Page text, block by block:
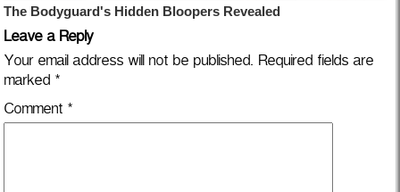
Leave a Reply
Your email address will not be published. Required fields are
marked *
Comment *